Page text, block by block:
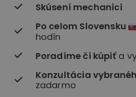
Skúsení mechanici
Po celom Slovensku
hodín
Poradíme či kúpiťa
Konzultácia
zadarmo